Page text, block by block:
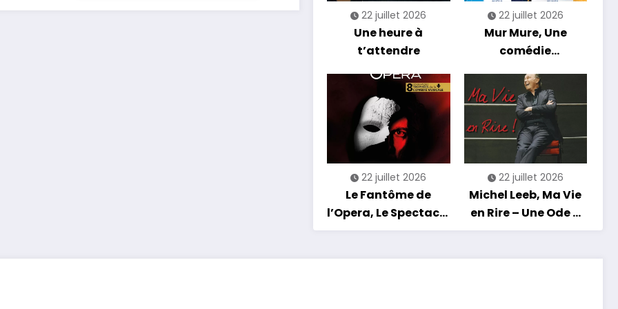
22 juillet 2026
Une heure à
t’attendre
22 juillet 2026
Mur Mure, Une
comédie
tournée
22 juillet 2026
Le Fantôme de
l’Opera, Le Spectacle
Musical
22 juillet 2026
Michel Leeb, Ma Vie
en Rire – Une Ode à
l’Humour